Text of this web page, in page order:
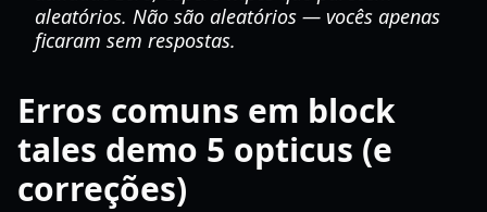
aleatórios. Não são aleatórios — vocês apenas
ficaram sem respostas.
Erros comuns em block
tales demo 5 opticus (e
correções)